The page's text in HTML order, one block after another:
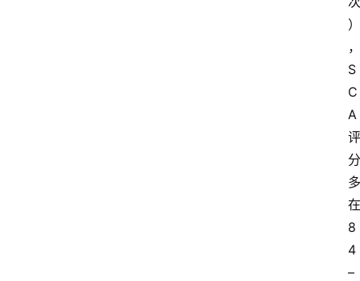
）
，
S
C
A
评
分
多
在
8
4
–